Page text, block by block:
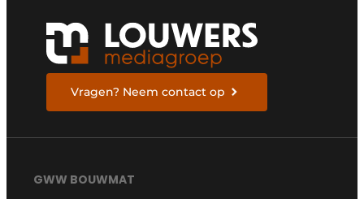
Vragen? Neem contact op
GWW BOUWMAT